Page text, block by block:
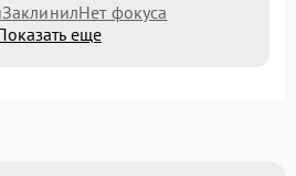
ЗаклинилНет фокуса
еще